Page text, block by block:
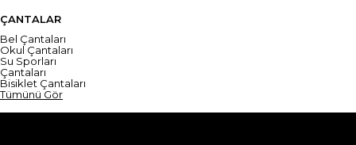
ÇANTALAR
Bel Çantaları
Okul Çantaları
Su Sporları
Çantaları
Bisiklet Çantaları
Tümünü Gör